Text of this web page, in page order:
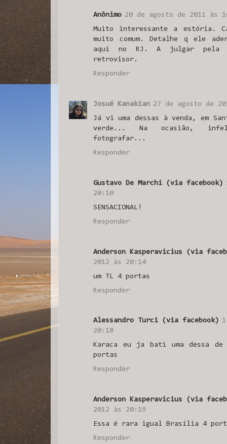
Anônimo 20 de agosto de 2011 às
Muito interessante a estória.
muito comum. Detalhe q ele
aqui no RJ. A julgar pela
retrovisor.
Responder
Josué Kanakian 27 de agosto de
Já vi uma dessas à venda, em
verde... Na ocasião,
fotografar...
Responder
Gustavo De Marchi (via facebook)
20:10
SENSACIONAL!
Responder
Anderson Kasperavicius (via
2012 às 20:14
um TL 4 portas
Responder
Alessandro Turci (via facebook)
20:18
Karaca eu ja bati uma dessa de
portas
Responder
Anderson Kasperavicius (via
2012 às 20:19
Essa é rara igual Brasília 4
Responder